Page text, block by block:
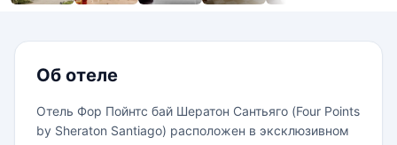
Об отеле
Отель Фор Пойнтс бай Шератон Сантьяго (Four Points
by Sheraton Santiago) расположен в эксклюзивном